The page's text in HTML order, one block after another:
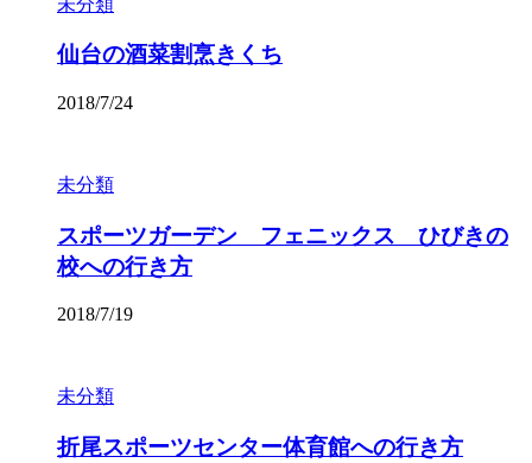
仙台の酒菜割烹きくち
2018/7/24
未分類
スポーツガーデン フェニックス ひびきの
校への行き方
2018/7/19
未分類
折尾スポーツセンター体育館への行き方